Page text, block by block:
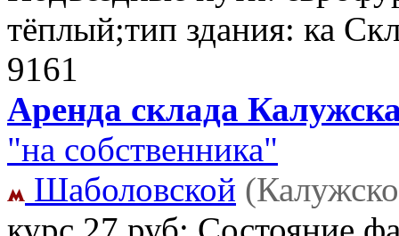
тёплый;тип здания: ка
9161
Аренда склада
"на собственника"
Шаболовской